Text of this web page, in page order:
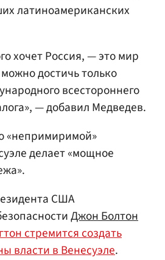
латиноамериканских
хочет Россия, — это мир
достичь только
всестороннего
— добавил Медведев.
«непримиримой»
делает «мощное
США
Джон Болтон
стремится создать
власти в Венесуэле.